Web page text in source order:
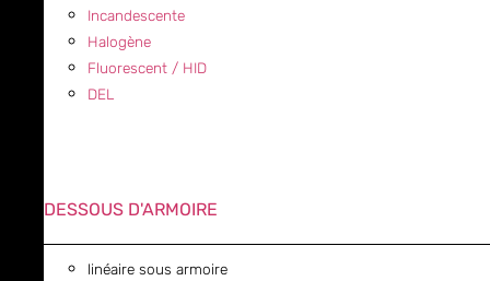
Incandescente
Halogène
Fluorescent / HID
DEL
DESSOUS D'ARMOIRE
linéaire sous armoire